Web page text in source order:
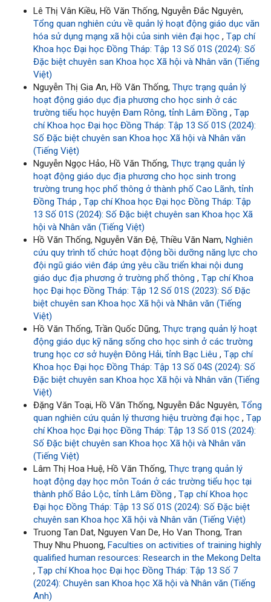
Lê Thị Vân Kiều, Hồ Văn Thống, Nguyễn Đắc Nguyên,
Tổng quan nghiên cứu về quản lý hoạt động giáo dục văn
hóa sử dụng mạng xã hội của sinh viên đại học , Tạp chí
Khoa học Đại học Đồng Tháp: Tập 13 Số 01S (2024): Số
Đặc biệt chuyên san Khoa học Xã hội và Nhân văn (Tiếng
Việt)
Nguyễn Thị Gia An, Hồ Văn Thống, Thực trạng quản lý
hoạt động giáo dục địa phương cho học sinh ở các
trường tiểu học huyện Đam Rông, tỉnh Lâm Đồng , Tạp
chí Khoa học Đại học Đồng Tháp: Tập 13 Số 01S (2024):
Số Đặc biệt chuyên san Khoa học Xã hội và Nhân văn
(Tiếng Việt)
Nguyễn Ngọc Hảo, Hồ Văn Thống, Thực trạng quản lý
hoạt động giáo dục địa phương cho học sinh trong
trường trung học phổ thông ở thành phố Cao Lãnh, tỉnh
Đồng Tháp , Tạp chí Khoa học Đại học Đồng Tháp: Tập
13 Số 01S (2024): Số Đặc biệt chuyên san Khoa học Xã
hội và Nhân văn (Tiếng Việt)
Hồ Văn Thống, Nguyễn Văn Đệ, Thiều Văn Nam, Nghiên
cứu quy trình tổ chức hoạt động bồi dưỡng năng lực cho
đội ngũ giáo viên đáp ứng yêu cầu triển khai nội dung
giáo dục địa phương ở trường phổ thông , Tạp chí Khoa
học Đại học Đồng Tháp: Tập 12 Số 01S (2023): Số Đặc
biệt chuyên san Khoa học Xã hội và Nhân văn (Tiếng
Việt)
Hồ Văn Thống, Trần Quốc Dũng, Thực trạng quản lý hoạt
động giáo dục kỹ năng sống cho học sinh ở các trường
trung học cơ sở huyện Đông Hải, tỉnh Bạc Liêu , Tạp chí
Khoa học Đại học Đồng Tháp: Tập 13 Số 04S (2024): Số
Đặc biệt chuyên san Khoa học Xã hội và Nhân văn (Tiếng
Việt)
Đặng Văn Toại, Hồ Văn Thống, Nguyễn Đắc Nguyên, Tổng
quan nghiên cứu quản lý thương hiệu trường đại học , Tạp
chí Khoa học Đại học Đồng Tháp: Tập 13 Số 01S (2024):
Số Đặc biệt chuyên san Khoa học Xã hội và Nhân văn
(Tiếng Việt)
Lâm Thị Hoa Huệ, Hồ Văn Thống, Thực trạng quản lý
hoạt động dạy học môn Toán ở các trường tiểu học tại
thành phố Bảo Lộc, tỉnh Lâm Đồng , Tạp chí Khoa học
Đại học Đồng Tháp: Tập 13 Số 01S (2024): Số Đặc biệt
chuyên san Khoa học Xã hội và Nhân văn (Tiếng Việt)
Truong Tan Dat, Nguyen Van De, Ho Van Thong, Tran
Thuy Nhu Phuong, Faculties on activities of training highly
qualified human resources: Research in the Mekong Delta
, Tạp chí Khoa học Đại học Đồng Tháp: Tập 13 Số 7
(2024): Chuyên san Khoa học Xã hội và Nhân văn (Tiếng
Anh)